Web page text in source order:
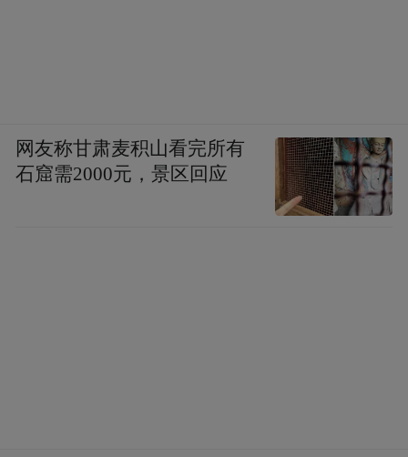
网友称甘肃麦积山看完所有
石窟需2000元，景区回应